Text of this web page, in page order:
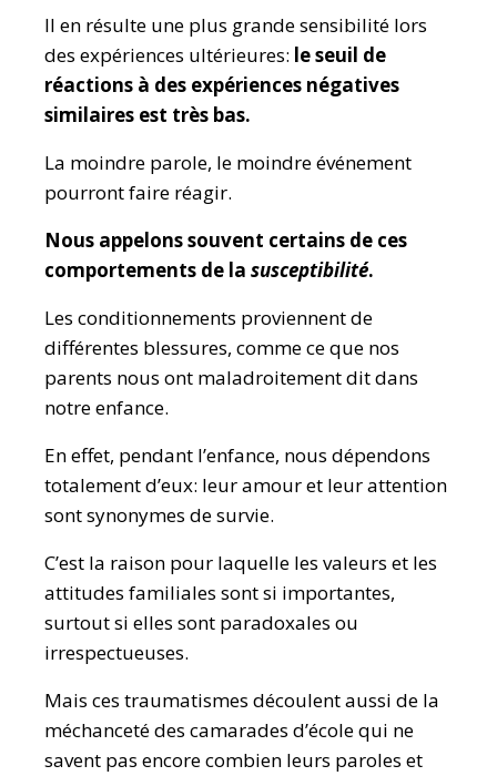
Il en résulte une plus grande sensibilité lors
des expériences ultérieures: le seuil de
réactions à des expériences négatives
similaires est très bas.
La moindre parole, le moindre événement
pourront faire réagir.
Nous appelons souvent certains de ces
comportements de la susceptibilité.
Les conditionnements proviennent de
différentes blessures, comme ce que nos
parents nous ont maladroitement dit dans
notre enfance.
En effet, pendant l’enfance, nous dépendons
totalement d’eux: leur amour et leur attention
sont synonymes de survie.
C’est la raison pour laquelle les valeurs et les
attitudes familiales sont si importantes,
surtout si elles sont paradoxales ou
irrespectueuses.
Mais ces traumatismes découlent aussi de la
méchanceté des camarades d’école qui ne
savent pas encore combien leurs paroles et